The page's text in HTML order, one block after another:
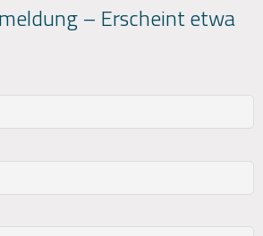
– Erscheint etwa